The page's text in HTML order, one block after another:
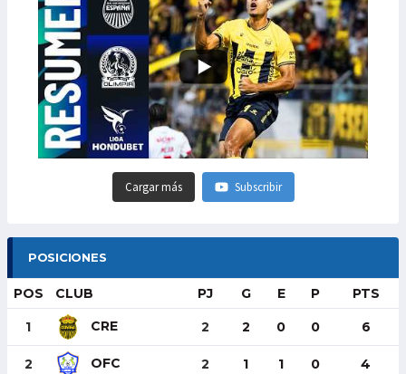
Cargar más Subscribir
POSICIONES
POS CLUB PJ G E P PTS
1 CRE 2 2 0 0 6
2 OFC 2 1 1 0 4